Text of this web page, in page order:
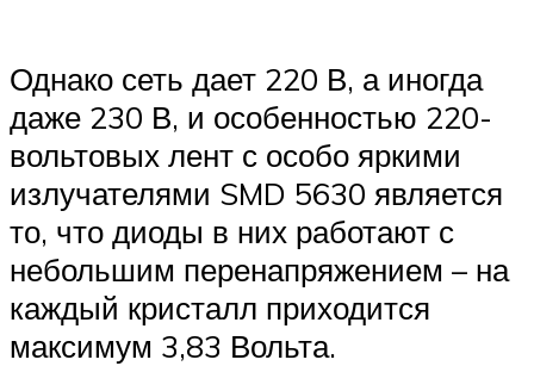
Однако сеть дает 220 В, а иногда
даже 230 В, и особенностью 220-
вольтовых лент с особо яркими
излучателями SMD 5630 является
то, что диоды в них работают с
небольшим перенапряжением – на
каждый кристалл приходится
максимум 3,83 Вольта.